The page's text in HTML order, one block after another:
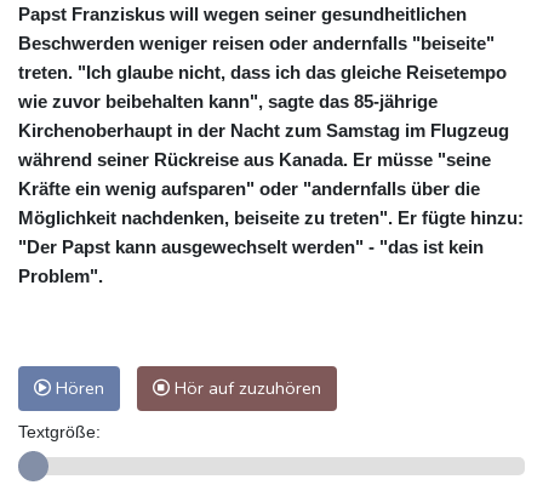
Papst Franziskus will wegen seiner gesundheitlichen
Beschwerden weniger reisen oder andernfalls "beiseite"
treten. "Ich glaube nicht, dass ich das gleiche Reisetempo
wie zuvor beibehalten kann", sagte das 85-jährige
Kirchenoberhaupt in der Nacht zum Samstag im Flugzeug
während seiner Rückreise aus Kanada. Er müsse "seine
Kräfte ein wenig aufsparen" oder "andernfalls über die
Möglichkeit nachdenken, beiseite zu treten". Er fügte hinzu:
"Der Papst kann ausgewechselt werden" - "das ist kein
Problem".
Hören Hör auf zuzuhören
Textgröße: